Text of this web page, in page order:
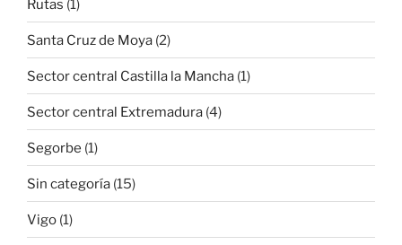
Rutas (1)
Santa Cruz de Moya (2)
Sector central Castilla la Mancha (1)
Sector central Extremadura (4)
Segorbe (1)
Sin categoría (15)
Vigo (1)